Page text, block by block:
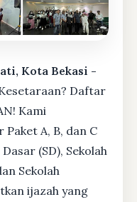
Kota Bekasi -
Daftar
Kami
A, B, dan C
(SD), Sekolah
Sekolah
ijazah yang